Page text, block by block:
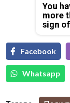
You
more
sign
Facebook
Whatsapp